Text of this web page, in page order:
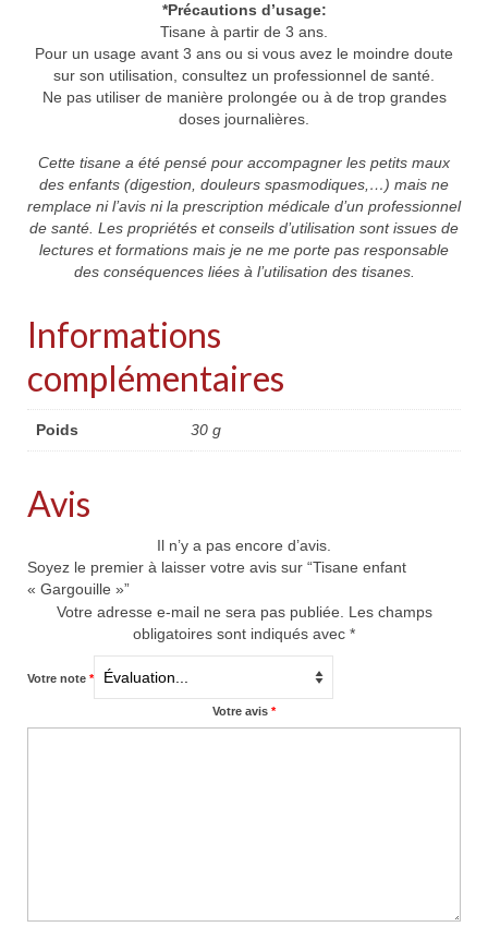
*Précautions d’usage:
Tisane à partir de 3 ans.
Pour un usage avant 3 ans ou si vous avez le moindre doute
sur son utilisation, consultez un professionnel de santé.
Ne pas utiliser de manière prolongée ou à de trop grandes
doses journalières.
Cette tisane a été pensé pour accompagner les petits maux
des enfants (digestion, douleurs spasmodiques,…) mais ne
remplace ni l’avis ni la prescription médicale d’un professionnel
de santé. Les propriétés et conseils d’utilisation sont issues de
lectures et formations mais je ne me porte pas responsable
des conséquences liées à l’utilisation des tisanes.
Informations
complémentaires
Poids 30 g
Avis
Il n’y a pas encore d’avis.
Soyez le premier à laisser votre avis sur “Tisane enfant
« Gargouille »”
Votre adresse e-mail ne sera pas publiée.
Les champs
obligatoires sont indiqués avec *
Votre note *
Votre avis *